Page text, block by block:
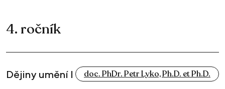
4. ročník
Dějiny umění I doc. PhDr. Petr Lyko, Ph.D. et Ph.D.